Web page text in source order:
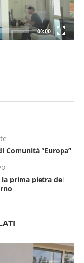
00:00
Comunità “Europa”
la prima pietra del